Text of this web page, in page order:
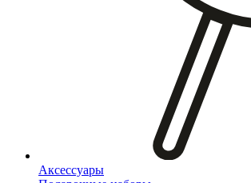
Аксессуары